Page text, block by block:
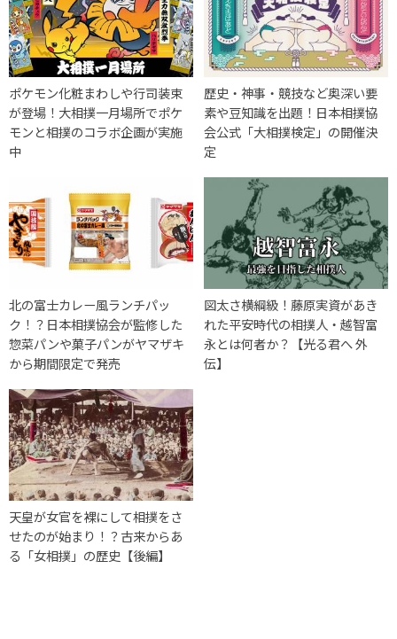
ポケモン化粧まわしや行司装束
が登場！大相撲一月場所でポケ
モンと相撲のコラボ企画が実施
中
歴史・神事・競技など奥深い要
素や豆知識を出題！日本相撲協
会公式「大相撲検定」の開催決
定
北の富士カレー風ランチパッ
ク！？日本相撲協会が監修した
惣菜パンや菓子パンがヤマザキ
から期間限定で発売
図太さ横綱級！藤原実資があき
れた平安時代の相撲人・越智富
永とは何者か？【光る君へ 外
伝】
天皇が女官を裸にして相撲をさ
せたのが始まり！？古来からあ
る「女相撲」の歴史【後編】